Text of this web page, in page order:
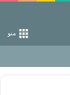
منو
خداست‌!